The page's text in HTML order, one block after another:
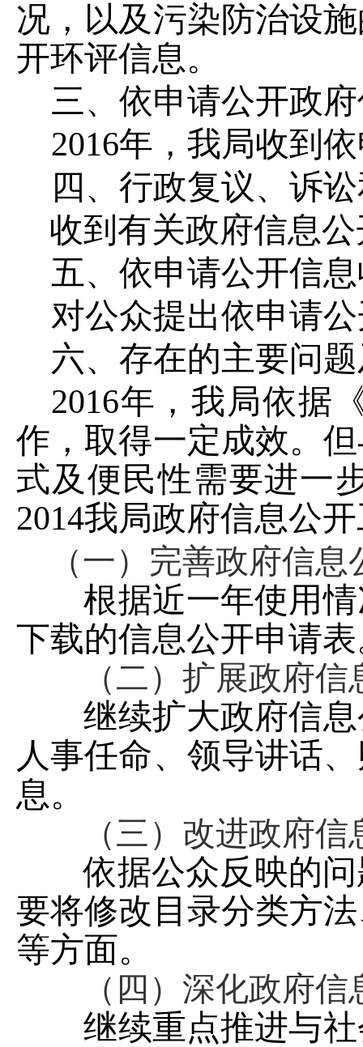
况，以及污染防治设
开环评信息。
三、依申请公开政
2016年，我局收到
四、行政复议、诉
收到有关政府信息
五、依申请公开信
对公众提出依申请
六、存在的主要问
2016年，我局依据
作，取得一定成效。
式及便民性需要进一
2014我局政府信息公
（一）完善政府信
根据近一年使用情
下载的信息公开申请
（二）扩展政府信
继续扩大政府信息
人事任命、领导讲话
息。
（三）改进政府信
依据公众反映的
要将修改目录分类方
等方面。
（四）深化政府信
继续重点推进与社